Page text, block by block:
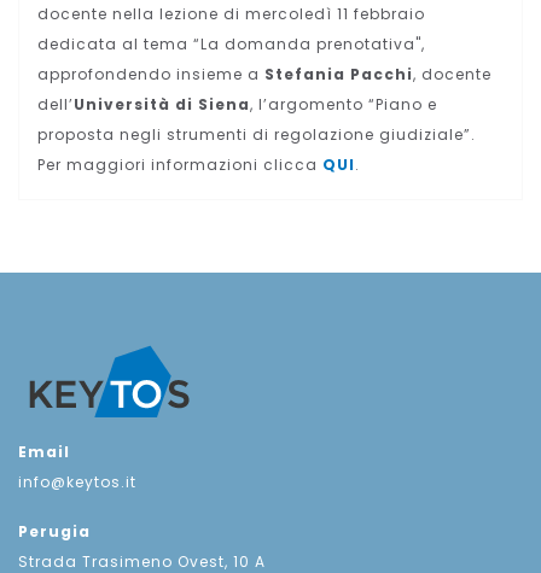
docente nella lezione di mercoledì 11 febbraio
dedicata al tema “La domanda prenotativa",
approfondendo insieme a Stefania Pacchi, docente
dell’Università di Siena, l’argomento “Piano e
proposta negli strumenti di regolazione giudiziale”.
Per maggiori informazioni clicca QUI.
Email
info@keytos.it
Perugia
Strada Trasimeno Ovest, 10 A